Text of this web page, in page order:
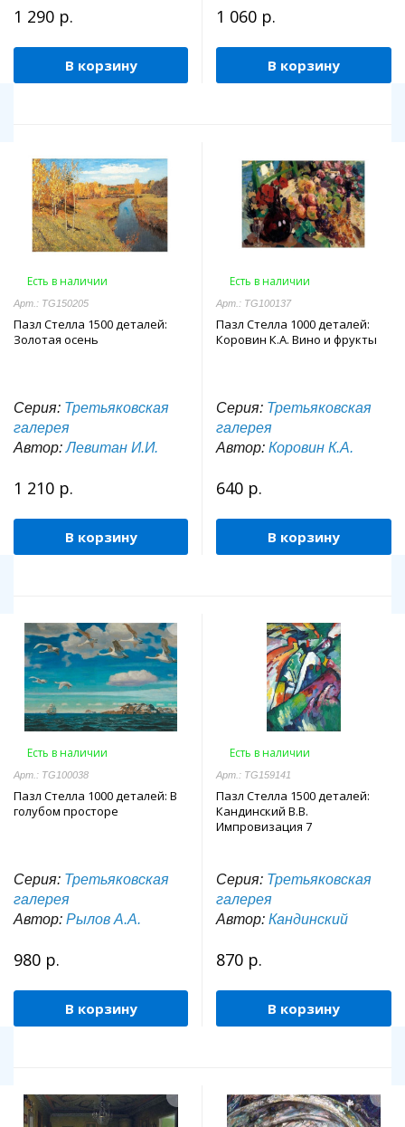
1 290 р.
В корзину
1 060 р.
В корзину
Есть в наличии
Арт.: TG150205
Пазл Стелла 1500 деталей:
Золотая осень
Серия: Третьяковская
галерея
Автор:Левитан И.И.
1 210 р.
В корзину
Есть в наличии
Арт.: TG100137
Пазл Стелла 1000 деталей:
Коровин К.А. Вино и фрукты
Серия: Третьяковская
галерея
Автор: Коровин К.А.
640 р.
В корзину
Есть в наличии
Арт.: TG100038
Пазл Стелла 1000 деталей: В
голубом просторе
Серия: Третьяковская
галерея
Автор: Рылов А.А.
980 р.
В корзину
Есть в наличии
Арт.: TG159141
Пазл Стелла 1500 деталей:
Кандинский В.В.
Импровизация 7
Серия: Третьяковская
галерея
Автор: Кандинский
870 р.
В корзину